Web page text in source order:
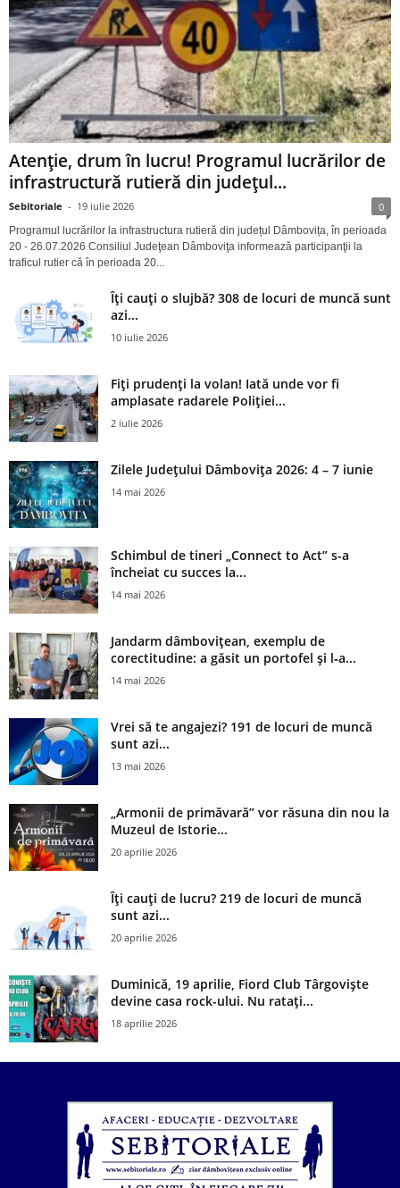
Atenție, drum în lucru! Programul lucrărilor de
infrastructură rutieră din județul...
Sebitoriale - 19 iulie 2026 0
Programul lucrărilor la infrastructura rutieră din județul Dâmbovița, în perioada
20 - 26.07.2026 Consiliul Judeţean Dâmboviţa informează participanţii la
traficul rutier că în perioada 20...
Îți cauți o slujbă? 308 de locuri de muncă sunt
azi...
10 iulie 2026
Fiți prudenți la volan! Iată unde vor fi
amplasate radarele Poliției...
2 iulie 2026
Zilele Județului Dâmbovița 2026: 4 – 7 iunie
14 mai 2026
Schimbul de tineri „Connect to Act” s-a
încheiat cu succes la...
14 mai 2026
Jandarm dâmbovițean, exemplu de
corectitudine: a găsit un portofel și l‑a...
14 mai 2026
Vrei să te angajezi? 191 de locuri de muncă
sunt azi...
13 mai 2026
„Armonii de primăvară” vor răsuna din nou la
Muzeul de Istorie...
20 aprilie 2026
Îți cauți de lucru? 219 de locuri de muncă
sunt azi...
20 aprilie 2026
Duminică, 19 aprilie, Fiord Club Târgoviște
devine casa rock-ului. Nu ratați...
18 aprilie 2026